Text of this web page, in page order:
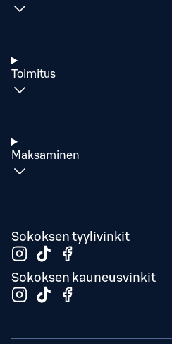
Toimitus
Maksaminen
Sokoksen tyylivinkit
Sokoksen kauneusvinkit